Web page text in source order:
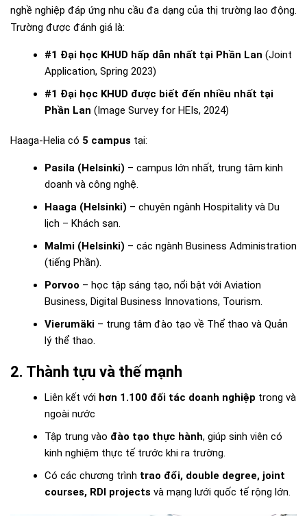
nghề nghiệp đáp ứng nhu cầu đa dạng của thị trường lao động
Trường được đánh giá là:
#1 Đại học KHUD hấp dẫn nhất tại Phần Lan (Joint
Application, Spring 2023)
#1 Đại học KHUD được biết đến nhiều nhất tại
Phần Lan (Image Survey for HEIs, 2024)
Haaga-Helia có 5 campus tại:
Pasila (Helsinki) – campus lớn nhất, trung tâm kinh
doanh và công nghệ.
Haaga (Helsinki) – chuyên ngành Hospitality và Du
lịch – Khách sạn.
Malmi (Helsinki) – các ngành Business Administration
(tiếng Phần).
Porvoo – học tập sáng tạo, nổi bật với Aviation
Business, Digital Business Innovations, Tourism.
Vierumäki– trung tâm đào tạo về Thể thao và Quản
lý thể thao.
2. Thành tựu và thế mạnh
Liên kết với hơn 1.100 đối tác doanh nghiệp trong và
ngoài nước
Tập trung vào đào tạo thực hành, giúp sinh viên có
kinh nghiệm thực tế trước khi ra trường.
Có các chương trình trao đổi, double degree, joint
courses, RDI projects và mạng lưới quốc tế rộng lớn.